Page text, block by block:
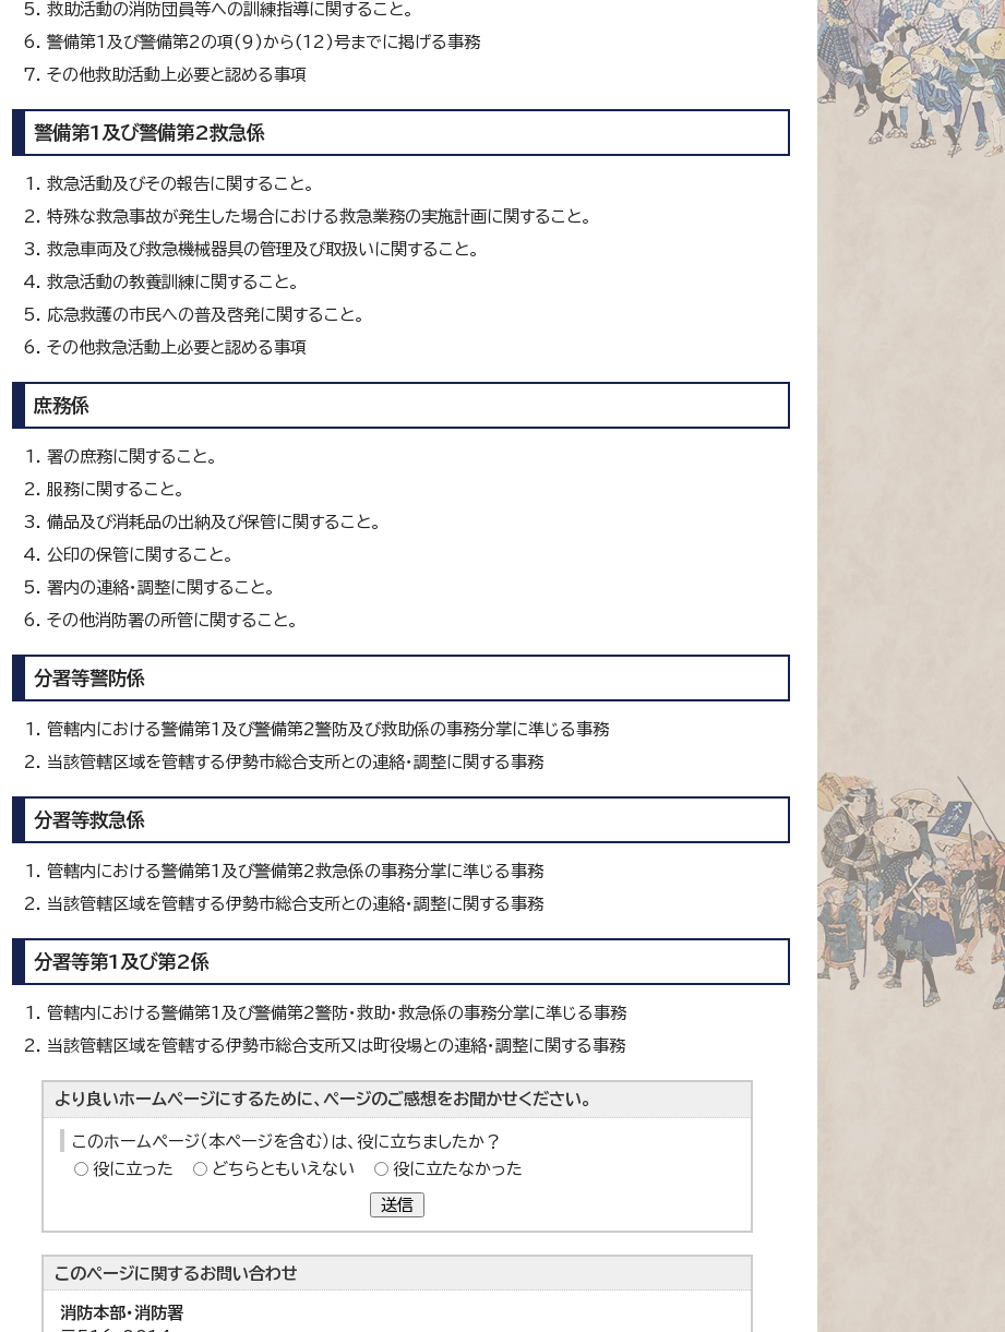
救助活動の消防団員等への訓練指導に関すること。
警備第1及び警備第2の項(9)から(12)号までに掲げる事務
その他救助活動上必要と認める事項
警備第1及び警備第2救急係
救急活動及びその報告に関すること。
特殊な救急事故が発生した場合における救急業務の実施計画に関すること。
救急車両及び救急機械器具の管理及び取扱いに関すること。
救急活動の教養訓練に関すること。
応急救護の市民への普及啓発に関すること。
その他救急活動上必要と認める事項
庶務係
署の庶務に関すること。
服務に関すること。
備品及び消耗品の出納及び保管に関すること。
公印の保管に関すること。
署内の連絡・調整に関すること。
その他消防署の所管に関すること。
分署等警防係
管轄内における警備第1及び警備第2警防及び救助係の事務分掌に準じる事務
当該管轄区域を管轄する伊勢市総合支所との連絡・調整に関する事務
分署等救急係
管轄内における警備第1及び警備第2救急係の事務分掌に準じる事務
当該管轄区域を管轄する伊勢市総合支所との連絡・調整に関する事務
分署等第1及び第2係
管轄内における警備第1及び警備第2警防・救助・救急係の事務分掌に準じる事務
当該管轄区域を管轄する伊勢市総合支所又は町役場との連絡・調整に関する事務
より良いホームページにするために、ページのご感想をお聞かせください。
このホームページ（本ページを含む）は、役に立ちましたか？
役に立った
どちらともいえない 役に立たなかった
送信
このページに関するお問い合わせ
消防本部・消防署